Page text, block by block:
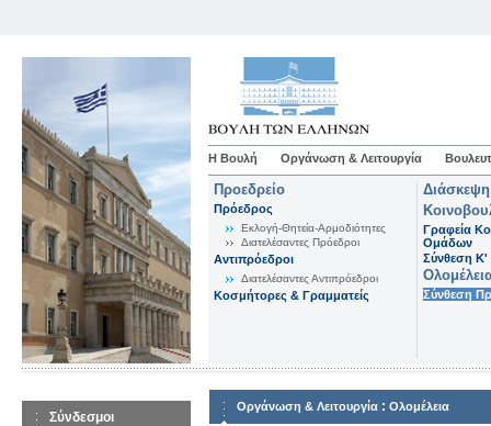
Η Βουλή Οργάνωση & Λειτουργία
Προεδρείο
Πρόεδρος
Εκλογή-Θητεία-Αρμοδιότητες
Διατελέσαντες Πρόεδροι
Αντιπρόεδροι
Διατελέσαντες Αντιπρόεδροι
Κοσμήτορες & Γραμματείς
Γραφεία
Ομάδων
Σύνθεση K'
Σύνθεση
Σύνδεσμοι
Οργάνωση & Λειτουργία : Ολομέλεια